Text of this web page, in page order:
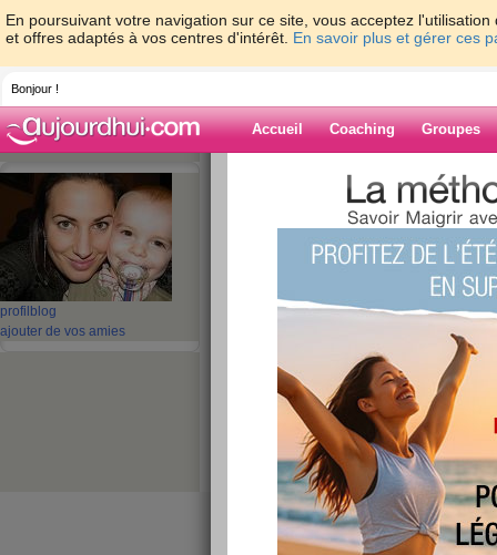
En poursuivant votre navigation sur ce site, vous acceptez
et offres adaptés à vos centres d'intérêt. En savoir plus et gérer ces
Bonjour !
Accueil Coaching Groupes
profil blog
ajouter de vos amies
> > vendredi
Blog de
vendredi
Je m'en sors comme je peux avec des menus
vacances et pas chez moi!
mon alimentation
Petit-déjeuner :
Poudre
ou
Pain de mie,
41% MG,